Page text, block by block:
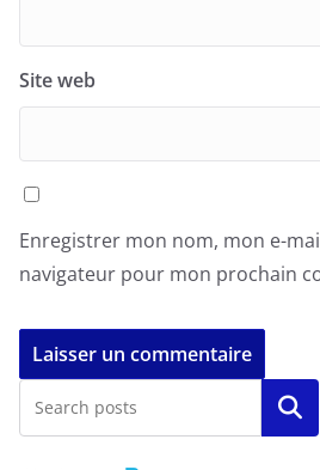
Site web
Enregistrer mon nom, mon e-
navigateur pour mon prochain